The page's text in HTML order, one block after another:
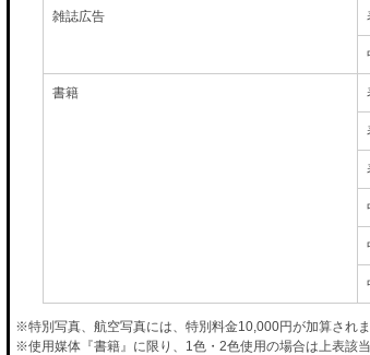
雑誌広告
書籍
※特別写真、航空写真には、特別料金10,000円が加算されま
※使用媒体『書籍』に限り、1色・2色使用の場合は上表該当